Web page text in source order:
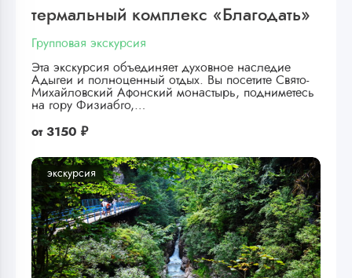
термальный комплекс «Благодать»
Групповая экскурсия
Эта экскурсия объединяет духовное наследие
Адыгеи и полноценный отдых. Вы посетите Свято-
Михайловский Афонский монастырь, подниметесь
на гору Физиабго,…
от 3150 ₽
экскурсия